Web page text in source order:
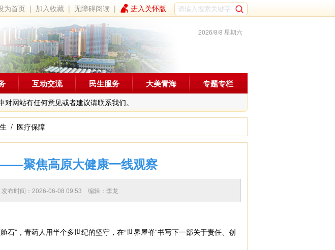
为首页 | 加入收藏 |无障碍阅读 | 进入关怀版
2026/8/8 星期六
网站有任何意见或者建议请联系我们。
互动交流 民生服务 大美青海 专题专栏
/ 医疗保障
聚焦高原大健康一线观察
发布时间：2026-06-08 09:53 编辑：李龙
”，青药人用半个多世纪的坚守，在“世界屋脊”书写下一部关于责任、创